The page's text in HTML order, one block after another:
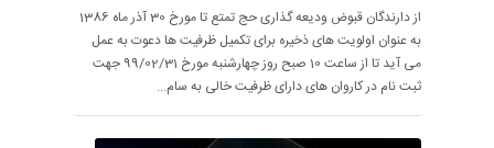
از دارندگان قبوض ودیعه گذاری حج تمتع تا مورخ 30 آذر ماه 1386
به عنوان اولویت های ذخیره برای تکمیل ظرفیت ها دعوت به عمل
می آید تا از ساعت 10 صبح روز چهارشنبه مورخ 99/02/31 جهت
ثبت نام در کاروان های دارای ظرفیت خالی به سام...